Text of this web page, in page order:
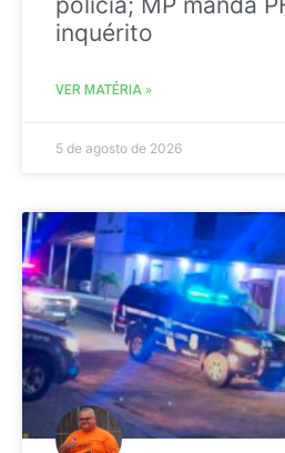
inquérito
VER MATÉRIA »
5 de agosto de 2026